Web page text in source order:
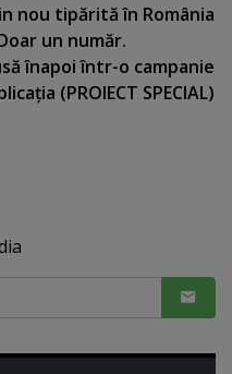
nou tipărită în România
un număr.
înapoi într-o campanie
(PROIECT SPECIAL)